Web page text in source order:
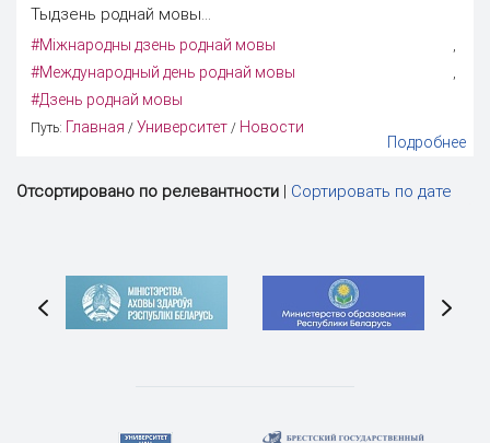
Тыдзень роднай мовы...
#Мiжнародны дзень роднай мовы ,
#Международный день роднай мовы ,
#Дзень роднай мовы
Путь: Главная / Университет / Новости
Подробнее
Отсортировано по релевантности Сортировать по дате